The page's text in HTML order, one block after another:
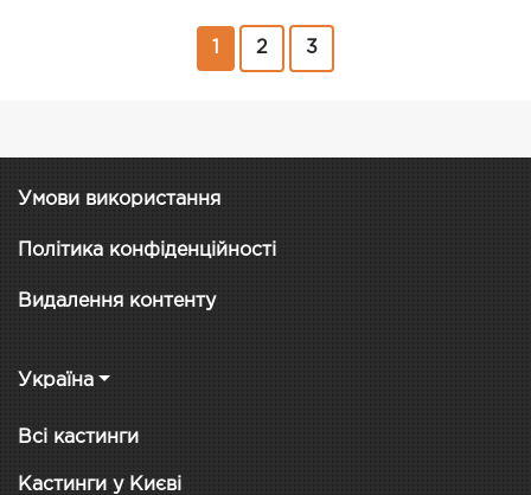
2 3
Умови використання
Політика конфіденційності
Видалення контенту
Україна
Всі кастинги
Кастинги у Києві